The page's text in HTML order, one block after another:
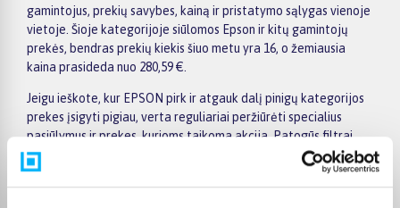
gamintojus, prekių savybes, kainą ir pristatymo sąlygas vienoje
vietoje. Šioje kategorijoje siūlomos Epson ir kitų gamintojų
prekės, bendras prekių kiekis šiuo metu yra 16, o žemiausia
kaina prasideda nuo 280,59 €.
Jeigu ieškote, kur EPSON pirk ir atgauk dalį pinigų kategorijos
prekes įsigyti pigiau, verta reguliariai peržiūrėti specialius
pasiūlymus ir prekes, kurioms taikoma akcija. Patogūs filtrai
padeda susiaurinti pasirinkimą pagal gamintoją, kainą, savybes
ar kitus aktualius kriterijus, todėl greičiau rasite jūsų poreikius
atitinkantį variantą. Prekės puslapyje pateikiama išsamesnė